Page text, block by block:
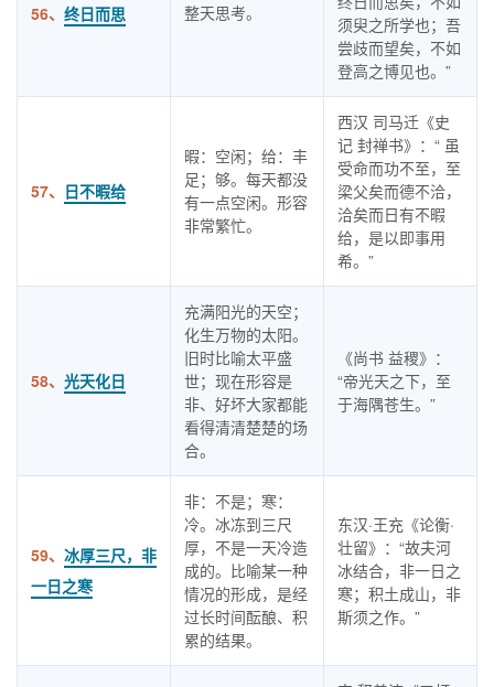
56、 终日而思 整天思考。
须臾之所学也；吾
尝歧而望矣，不如
登高之博见也。”
57、 日不暇给
暇：空闲；给：丰
足；够。每天都没
有一点空闲。形容
非常繁忙。
西汉 司马迁《史
记 封禅书》：“ 虽
受命而功不至，至
梁父矣而德不洽，
洽矣而日有不暇
给，是以即事用
希。”
58、 光天化日
充满阳光的天空；
化生万物的太阳。
旧时比喻太平盛
世；现在形容是
非、好坏大家都能
看得清清楚楚的场
合。
《尚书 益稷》：
“帝光天之下，至
于海隅苍生。”
59、 冰厚三尺，非
一日之寒
非：不是；寒：
冷。冰冻到三尺
厚，不是一天冷造
成的。比喻某一种
情况的形成，是经
过长时间酝酿、积
累的结果。
东汉·王充《论衡·
壮留》：“故夫河
冰结合，非一日之
寒；积土成山，非
斯须之作。”